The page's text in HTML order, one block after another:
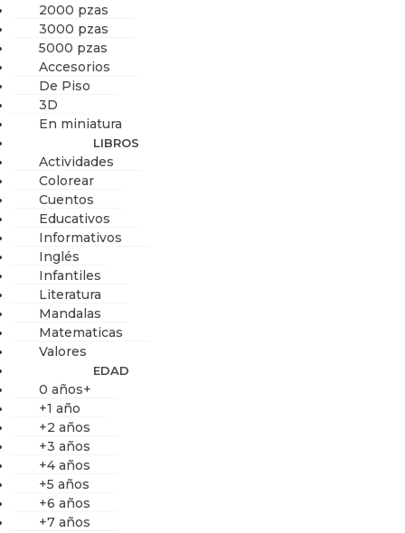
2000 pzas
3000 pzas
5000 pzas
Accesorios
De Piso
3D
En miniatura
LIBROS
Actividades
Colorear
Cuentos
Educativos
Informativos
Inglés
Infantiles
Literatura
Mandalas
Matematicas
Valores
EDAD
0 años+
+1 año
+2 años
+3 años
+4 años
+5 años
+6 años
+7 años